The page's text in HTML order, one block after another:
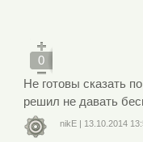
0
Не готовы сказать
решил не давать
nikE | 13.10.2014